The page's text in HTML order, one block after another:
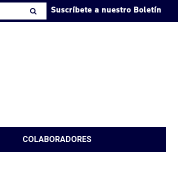
Suscríbete a nuestro Boletín
COLABORADORES